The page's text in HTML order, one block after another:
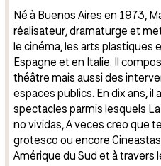
Né à Buenos Aires en 1973,
réalisateur, dramaturge et
le cinéma, les arts plastiques
Espagne et en Italie. Il
théâtre mais aussi des
espaces publics. En dix ans, il
spectacles parmis lesquels
no vividas, A veces creo que
grotesco ou encore
Amérique du Sud et à travers